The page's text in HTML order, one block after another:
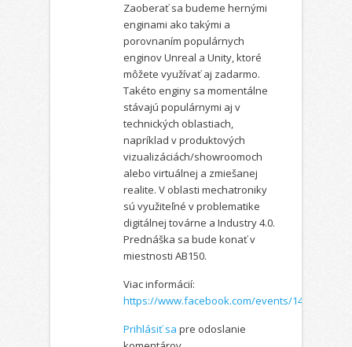
Zaoberať sa budeme hernými
enginami ako takými a
porovnaním populárnych
enginov Unreal a Unity, ktoré
môžete využívať aj zadarmo.
Takéto enginy sa momentálne
stávajú populárnymi aj v
technických oblastiach,
napríklad v produktových
vizualizáciách/showroomoch
alebo virtuálnej a zmiešanej
realite. V oblasti mechatroniky
sú využiteľné v problematike
digitálnej továrne a Industry 4.0.
Prednáška sa bude konať v
miestnosti AB150.
Viac informácií:
https://www.facebook.com/events/
Prihlásiť sa pre odoslanie